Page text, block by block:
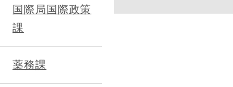
国際局国際政策
課
薬務課